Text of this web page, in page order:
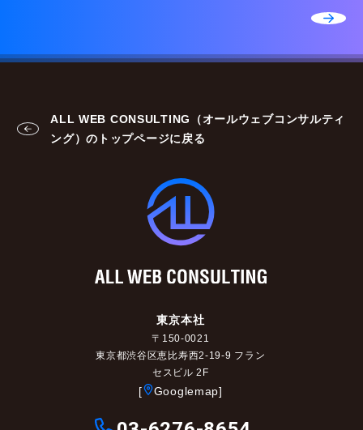
ALL WEB CONSULTING（オールウェブコンサルティ
ング）のトップページに戻る
東京本社
〒150-0021
東京都渋谷区恵比寿西2-19-9 フラン
セスビル 2F
[ Googlemap]